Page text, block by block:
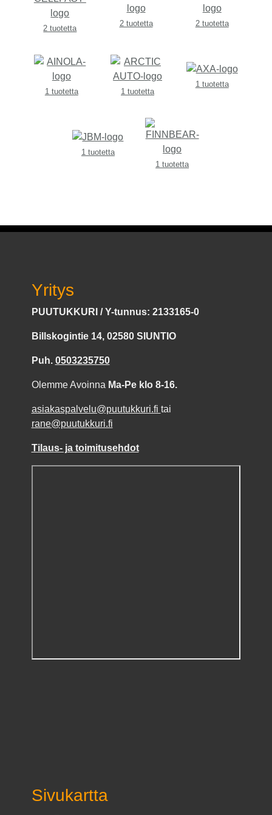
2 tuotetta
2 tuotetta 2 tuotetta
1 tuotetta 1 tuotetta
1 tuotetta
1 tuotetta
1 tuotetta
Yritys
PUUTUKKURI / Y-tunnus: 2133165-0
Billskogintie 14, 02580 SIUNTIO
Puh. 0503235750
Olemme Avoinna Ma-Pe klo 8-16.
asiakaspalvelu@puutukkuri.fi tai
rane@puutukkuri.fi
Tilaus- ja toimitusehdot
Sivukartta